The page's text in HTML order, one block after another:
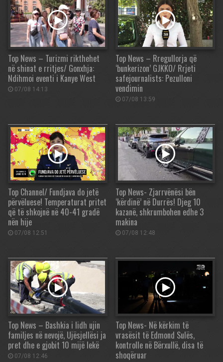
Top News – Turizmi rikthehet
në shinat e rritjes/ Gonxhja:
Ndihmoi eventi i Kanye West
07/08 14:13
Top News – Rregullorja që
‘bunkerizon’ GJKKO/ Rrjeti
safejournalists: Pezulloni
vendimin
07/08 13:59
Top Channel/ Fundjava do jetë
përvëluese! Temperaturat pritet
që të shkojnë në 40-41 gradë
nën hije
07/08 12:51
Top News- Zjarrvënësi bën
‘kërdinë’ në Durrës! Djeg 10
kazanë, shkrumbohen edhe 3
makina
07/08 12:48
Top News – Bashkia i lidh ujin
familjes në nevojë, Ujësjellësi ja
pret dhe e gjobit 10 mijë lekë
07/08 12:46
Top News- Në kërkim të
vrasësit të Edmond Sulës,
kontrolle në Bërxullë, disa të
shoqëruar